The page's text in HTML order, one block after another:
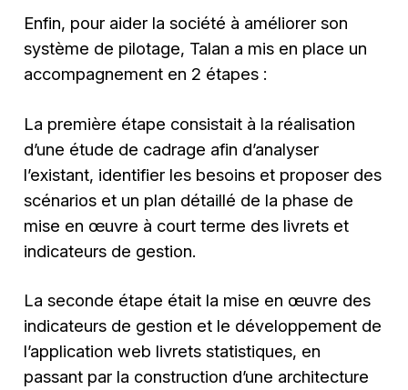
Enfin, pour aider la société à améliorer son
système de pilotage, Talan a mis en place un
accompagnement en 2 étapes :
La première étape consistait à la réalisation
d’une étude de cadrage afin d’analyser
l’existant, identifier les besoins et proposer des
scénarios et un plan détaillé de la phase de
mise en œuvre à court terme des livrets et
indicateurs de gestion.
La seconde étape était la mise en œuvre des
indicateurs de gestion et le développement de
l’application web livrets statistiques, en
passant par la construction d’une architecture